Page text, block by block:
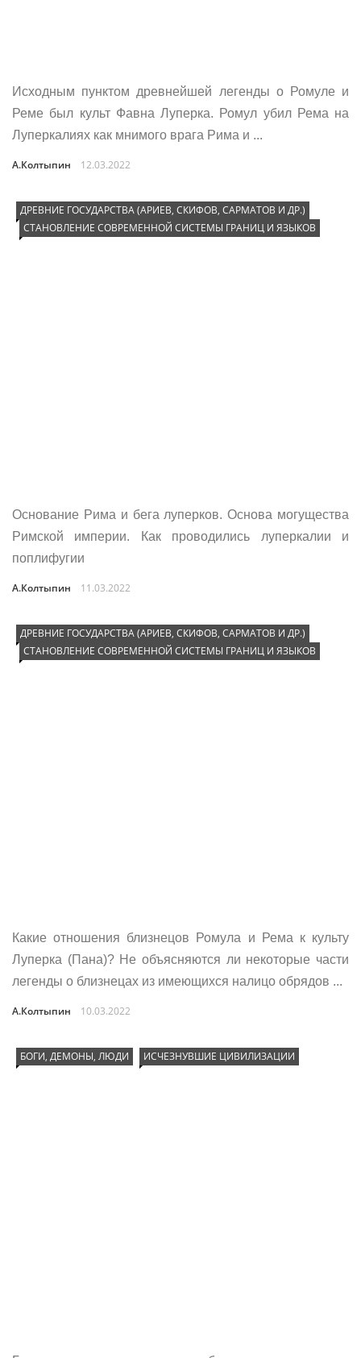
Исход­ным пунк­том древ­ней­шей леген­ды о Ромуле и
Реме был культ Фав­на Лупер­ка. Ромул убил Рема на
Луперкалиях как мнимого врага Рима и ...
А.Колтыпин 12.03.2022
ДРЕВНИЕ ГОСУДАРСТВА (АРИЕВ, СКИФОВ, САРМАТОВ И ДР.)
СТАНОВЛЕНИЕ СОВРЕМЕННОЙ СИСТЕМЫ ГРАНИЦ И ЯЗЫКОВ
Основание Рима и бега луперков. Основа могущества
Римской империи. Как проводились луперкалии и
поплифугии
А.Колтыпин 11.03.2022
ДРЕВНИЕ ГОСУДАРСТВА (АРИЕВ, СКИФОВ, САРМАТОВ И ДР.)
СТАНОВЛЕНИЕ СОВРЕМЕННОЙ СИСТЕМЫ ГРАНИЦ И ЯЗЫКОВ
Какие отно­ше­ния близ­не­цов Ромула и Рема к куль­ту
Лупер­ка (Пана)? Не объ­яс­ня­ют­ся ли неко­то­рые части
леген­ды о близ­не­цах из име­ю­щих­ся нали­цо обрядов ...
А.Колтыпин 10.03.2022
БОГИ, ДЕМОНЫ, ЛЮДИ ИСЧЕЗНУВШИЕ ЦИВИЛИЗАЦИИ